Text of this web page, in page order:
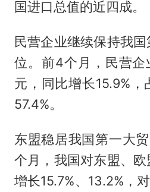
国进口总值的近四成。
民营企业继续保持我
位。前4个月，民营企
元，同比增长15.9%
57.4%。
东盟稳居我国第一大
个月，我国对东盟、
增长15.7%、13.2%，